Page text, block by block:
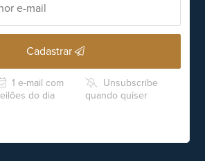
Cadastrar
1 e-mail com
do dia
Unsubscribe
quando quiser